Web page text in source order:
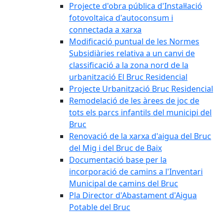
Projecte d'obra pública d'Instal·lació
fotovoltaica d'autoconsum i
connectada a xarxa
Modificació puntual de les Normes
Subsidiàries relativa a un canvi de
classificació a la zona nord de la
urbanització El Bruc Residencial
Projecte Urbanització Bruc Residencial
Remodelació de les àrees de joc de
tots els parcs infantils del municipi del
Bruc
Renovació de la xarxa d'aigua del Bruc
del Mig i del Bruc de Baix
Documentació base per la
incorporació de camins a l'Inventari
Municipal de camins del Bruc
Pla Director d'Abastament d'Aigua
Potable del Bruc